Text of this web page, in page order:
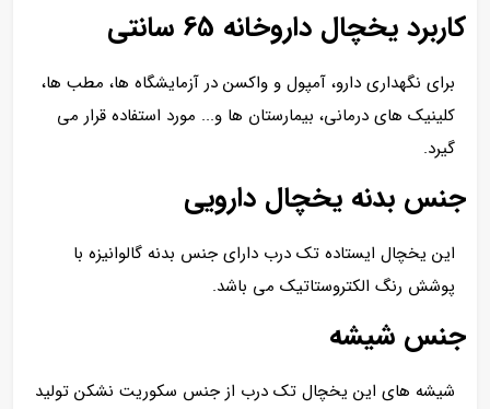
کاربرد یخچال داروخانه 65 سانتی
برای نگهداری دارو، آمپول و واکسن در آزمایشگاه ها، مطب ها،
کلینیک های درمانی، بیمارستان ها و... مورد استفاده قرار می
گیرد.
جنس بدنه یخچال دارویی
این یخچال ایستاده تک درب دارای جنس بدنه گالوانیزه با
پوشش رنگ الکتروستاتیک می باشد.
جنس شیشه
شیشه های این یخچال تک درب از جنس سکوریت نشکن تولید